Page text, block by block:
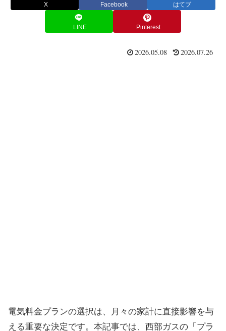
X Facebook はてブ
LINE Pinterest
2026.05.08 2026.07.26
電気料金プランの選択は、月々の家計に直接影響を与
える重要な決定です。本記事では、西部ガスの「プラ